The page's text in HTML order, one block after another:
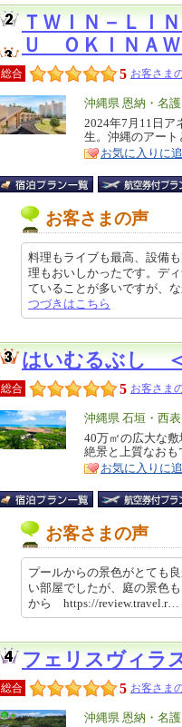
ＴＷＩＮ－ＬＩ
Ｕ ＯＫＩＮＡ
総合 5 お客さま
エ
リ
ア
沖縄県 恩納・名
特
徴
2024年7月11日ア
生。沖縄のアー
お気に入りに
お客さまの声
料理もライブも最高、設備
理もおいしかったです。デ
ていることが多いですが、
つづきはこちら
はいむるぶし
総合 5 お客さま
エ
リ
ア
沖縄県 石垣・西
特
徴
40万㎡の広大な
絶景と上質なお
お気に入りに
お客さまの声
プールからの景色がとても
い部屋でしたが、庭の景色
から https://
フェリスヴィラ
総合 5 お客さま
エ
沖縄県 恩納・名